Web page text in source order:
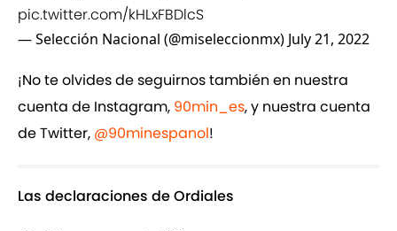
pic.twitter.com/kHLxFBDlcS
— Selección Nacional (@miseleccionmx) July 21, 2022
¡No te olvides de seguirnos también en nuestra
cuenta de Instagram, 90min_es, y nuestra cuenta
de Twitter, @90minespanol!
Las declaraciones de Ordiales